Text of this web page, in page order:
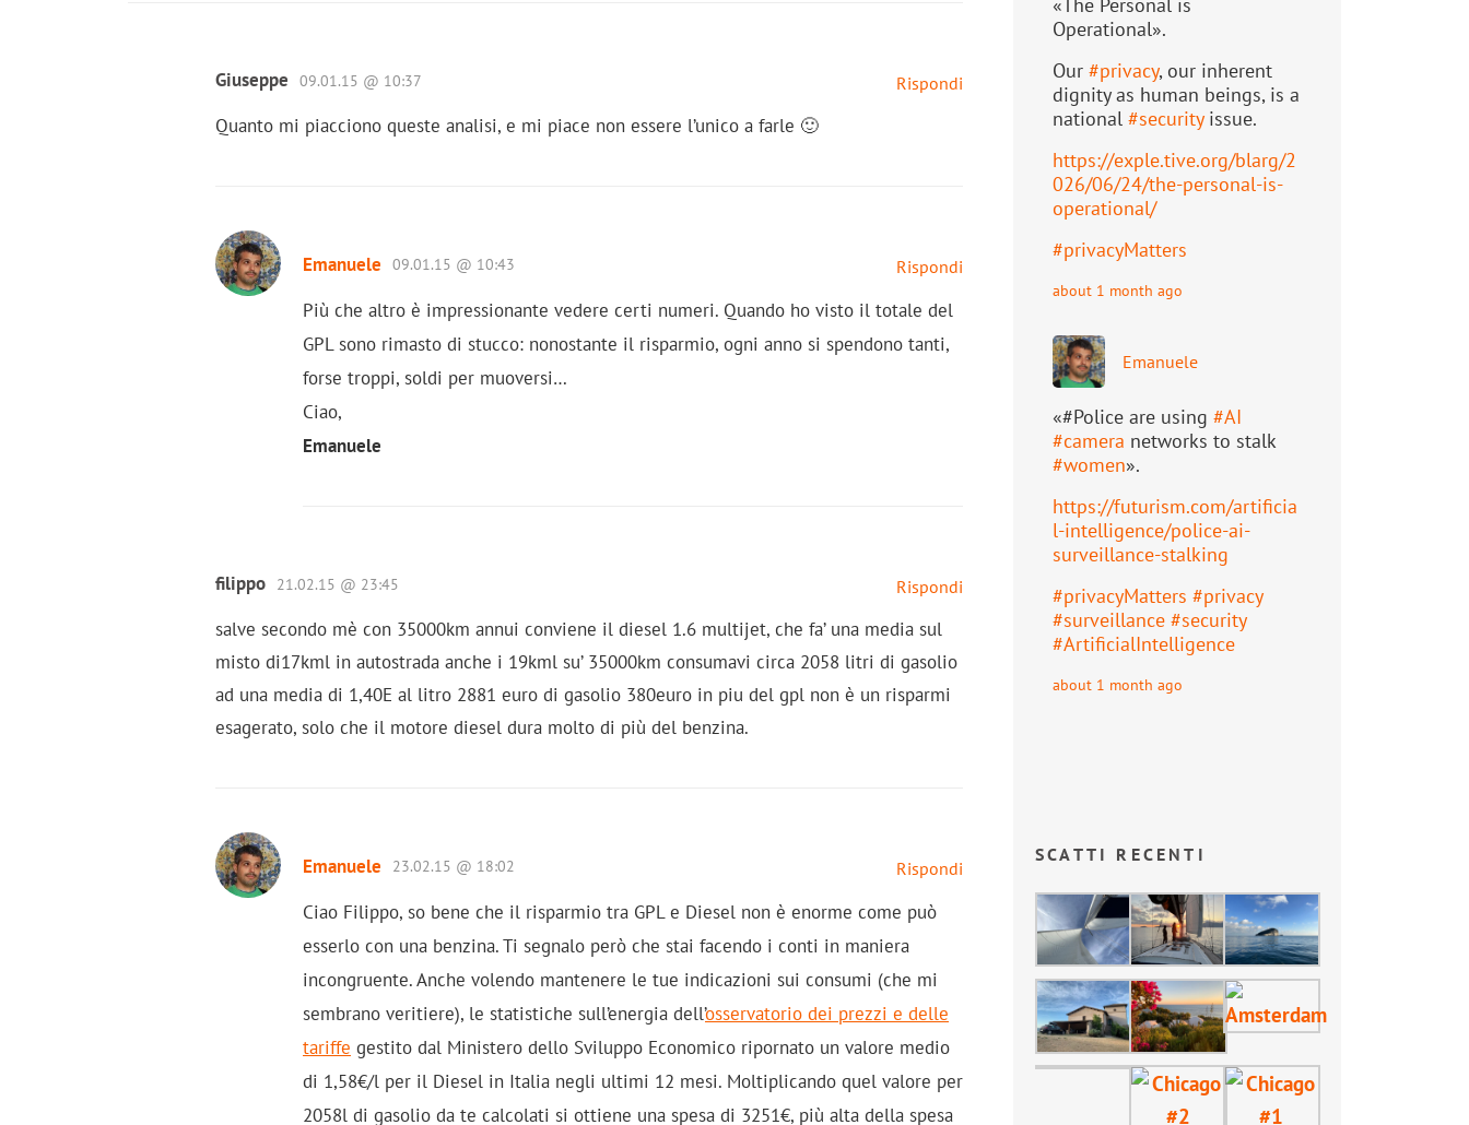
Giuseppe Rispondi
09.01.15 @ 10:37
Quanto mi piacciono queste analisi, e mi piace non essere l’unico a farle 🙂
Emanuele Rispondi
09.01.15 @ 10:43
Più che altro è impressionante vedere certi numeri. Quando ho visto il totale del
GPL sono rimasto di stucco: nonostante il risparmio, ogni anno si spendono tanti,
forse troppi, soldi per muoversi…
Ciao,
Emanuele
filippo Rispondi
21.02.15 @ 23:45
salve secondo mè con 35000km annui conviene il diesel 1.6 multijet, che fa’ una media sul
misto di17kml in autostrada anche i 19kml su’ 35000km consumavi circa 2058 litri di gasolio
ad una media di 1,40E al litro 2881 euro di gasolio 380euro in piu del gpl non è un risparmi
esagerato, solo che il motore diesel dura molto di più del benzina.
Emanuele Rispondi
23.02.15 @ 18:02
Ciao Filippo, so bene che il risparmio tra GPL e Diesel non è enorme come può
esserlo con una benzina. Ti segnalo però che stai facendo i conti in maniera
incongruente. Anche volendo mantenere le tue indicazioni sui consumi (che mi
sembrano veritiere), le statistiche sull’energia dell’osservatorio dei prezzi e delle
tariffe gestito dal Ministero dello Sviluppo Economico ripornato un valore medio
di 1,58€/l per il Diesel in Italia negli ultimi 12 mesi. Moltiplicando quel valore per
2058l di gasolio da te calcolati si ottiene una spesa di 3251€, più alta della spesa
Operational».
Our #privacy, our inherent
dignity as human beings, is a
national #securityissue.
https://exple.tive.org/blarg/2
026/06/24/the-personal-is-
operational/
#privacyMatters
about 1 month ago
Emanuele
«#Police are using #AI
#camera networks to stalk
#women».
https://futurism.com/artificia
l-intelligence/police-ai-
surveillance-stalking
#privacyMatters #privacy
#surveillance #security
#ArtificialIntelligence
about 1 month ago
SCATTI RECENTI